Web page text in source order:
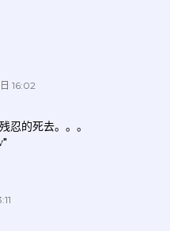
16:02
忍的死去。。。